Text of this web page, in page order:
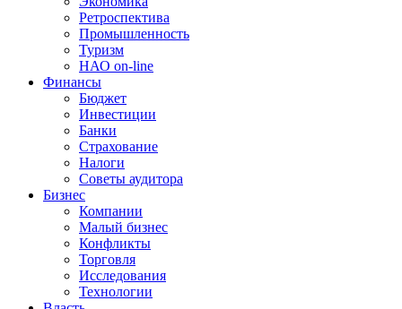
Ретроспектива
Промышленность
Туризм
НАО on-line
Финансы
Бюджет
Инвестиции
Банки
Страхование
Налоги
Советы аудитора
Бизнес
Компании
Малый бизнес
Конфликты
Торговля
Исследования
Технологии